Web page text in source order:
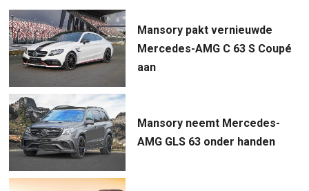
Mansory pakt vernieuwde
Mercedes-AMG C 63 S Coupé
aan
Mansory neemt Mercedes-
AMG GLS 63 onder handen